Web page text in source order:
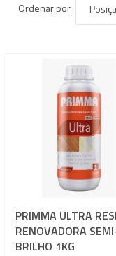
Ordenar por
PRIMMA ULTRA
RENOVADORA
BRILHO 1KG